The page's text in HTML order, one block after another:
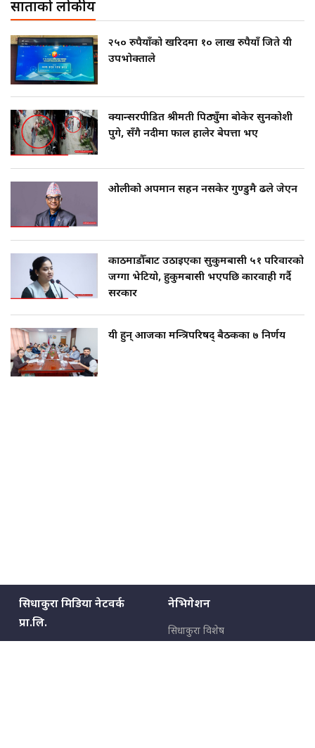
साताको लोकप्रीय
२५० रुपैयाँको खरिदमा १० लाख रुपैयाँ जिते यी
उपभोक्ताले
क्यान्सरपीडित श्रीमती पिठ्युँमा बोकेर सुनकोशी
पुगे, सँगै नदीमा फाल हालेर बेपत्ता भए
ओलीको अपमान सहन नसकेर गुण्डुमै ढले जेएन
काठमाडौँबाट उठाइएका सुकुमबासी ५१ परिवारको
जग्गा भेटियो, हुकुमबासी भएपछि कारवाही गर्दै
सरकार
यी हुन् आजका मन्त्रिपरिषद् बैठकका ७ निर्णय
सिधाकुरा मिडिया नेटवर्क
प्रा.लि.
नेभिगेशन
सिधाकुरा विशेष